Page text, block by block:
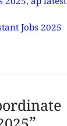
2025, ap latest
Jobs 2025